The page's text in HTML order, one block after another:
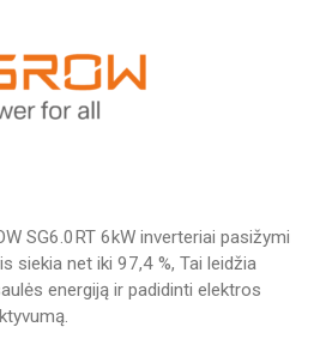
SG6.0RT 6kW inverteriai pasižymi
siekia net iki 97,4 %, Tai leidžia
energiją ir padidinti elektros